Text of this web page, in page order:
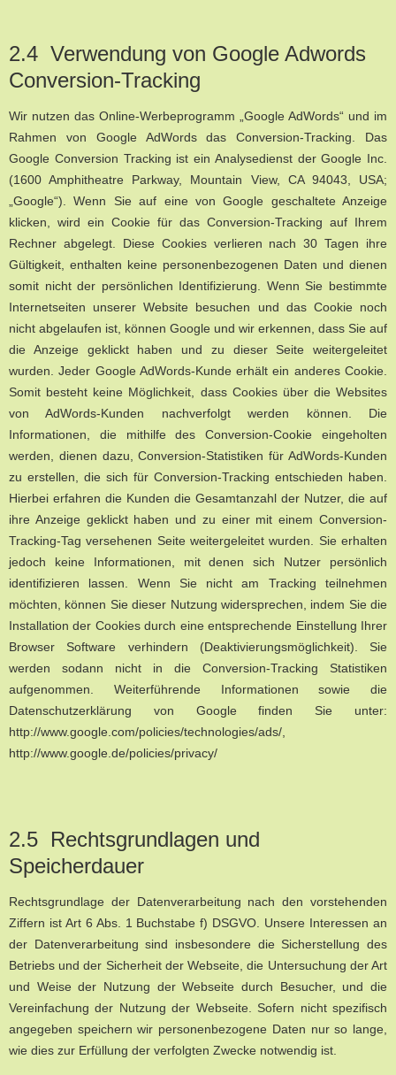
2.4 Verwendung von Google Adwords
Conversion-Tracking
Wir nutzen das Online-Werbeprogramm „Google AdWords“ und im
Rahmen von Google AdWords das Conversion-Tracking. Das
Google Conversion Tracking ist ein Analysedienst der Google Inc.
(1600 Amphitheatre Parkway, Mountain View, CA 94043, USA;
„Google“). Wenn Sie auf eine von Google geschaltete Anzeige
klicken, wird ein Cookie für das Conversion-Tracking auf Ihrem
Rechner abgelegt. Diese Cookies verlieren nach 30 Tagen ihre
Gültigkeit, enthalten keine personenbezogenen Daten und dienen
somit nicht der persönlichen Identifizierung. Wenn Sie bestimmte
Internetseiten unserer Website besuchen und das Cookie noch
nicht abgelaufen ist, können Google und wir erkennen, dass Sie auf
die Anzeige geklickt haben und zu dieser Seite weitergeleitet
wurden. Jeder Google AdWords-Kunde erhält ein anderes Cookie.
Somit besteht keine Möglichkeit, dass Cookies über die Websites
von AdWords-Kunden nachverfolgt werden können. Die
Informationen, die mithilfe des Conversion-Cookie eingeholten
werden, dienen dazu, Conversion-Statistiken für AdWords-Kunden
zu erstellen, die sich für Conversion-Tracking entschieden haben.
Hierbei erfahren die Kunden die Gesamtanzahl der Nutzer, die auf
ihre Anzeige geklickt haben und zu einer mit einem Conversion-
Tracking-Tag versehenen Seite weitergeleitet wurden. Sie erhalten
jedoch keine Informationen, mit denen sich Nutzer persönlich
identifizieren lassen. Wenn Sie nicht am Tracking teilnehmen
möchten, können Sie dieser Nutzung widersprechen, indem Sie die
Installation der Cookies durch eine entsprechende Einstellung Ihrer
Browser Software verhindern (Deaktivierungsmöglichkeit). Sie
werden sodann nicht in die Conversion-Tracking Statistiken
aufgenommen. Weiterführende Informationen sowie die
Datenschutzerklärung von Google finden Sie unter:
http://www.google.com/policies/technologies/ads/,
http://www.google.de/policies/privacy/
2.5 Rechtsgrundlagen und
Speicherdauer
Rechtsgrundlage der Datenverarbeitung nach den vorstehenden
Ziffern ist Art 6 Abs. 1 Buchstabe f) DSGVO. Unsere Interessen an
der Datenverarbeitung sind insbesondere die Sicherstellung des
Betriebs und der Sicherheit der Webseite, die Untersuchung der Art
und Weise der Nutzung der Webseite durch Besucher, und die
Vereinfachung der Nutzung der Webseite. Sofern nicht spezifisch
angegeben speichern wir personenbezogene Daten nur so lange,
wie dies zur Erfüllung der verfolgten Zwecke notwendig ist.